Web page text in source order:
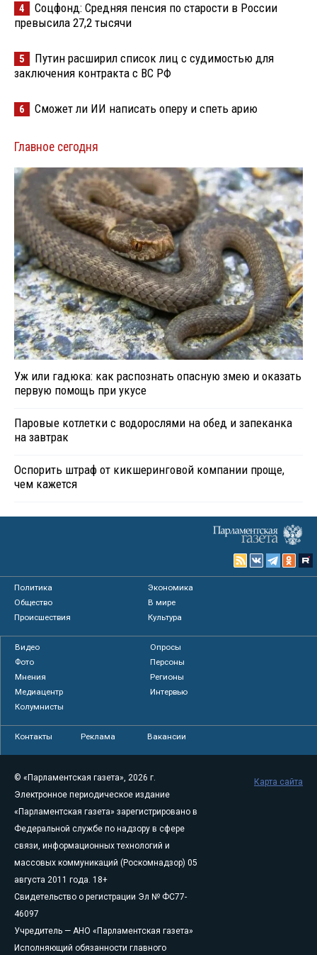
4
Соцфонд: Средняя пенсия по старости в России
превысила 27,2 тысячи
5
Путин расширил список лиц с судимостью для
заключения контракта с ВС РФ
6 Сможет ли ИИ написать оперу и спеть арию
Главное сегодня
Уж или гадюка: как распознать опасную змею и оказать
первую помощь при укусе
Паровые котлетки с водорослями на обед и запеканка
на завтрак
Оспорить штраф от кикшеринговой компании проще,
чем кажется
Политика
Экономика
Общество
В мире
Происшествия
Культура
Видео
Опросы
Фото
Персоны
Мнения
Регионы
Медиацентр
Интервью
Колумнисты
Контакты Реклама Вакансии
© «Парламентская газета», 2026 г.
Электронное периодическое издание
«Парламентская газета» зарегистрировано в
Федеральной службе по надзору в сфере
связи, информационных технологий и
массовых коммуникаций (Роскомнадзор) 05
августа 2011 года. 18+
Свидетельство о регистрации Эл № ФС77-
46097
Учредитель — АНО «Парламентская газета»
Исполняющий обязанности главного
Карта сайта